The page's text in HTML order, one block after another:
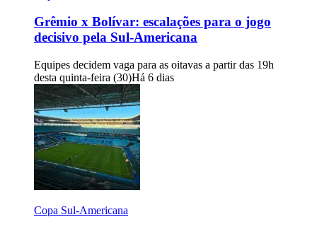
Grêmio x Bolívar: escalações para o jogo
decisivo pela Sul-Americana
Equipes decidem vaga para as oitavas a partir das 19h
desta quinta-feira (30)Há 6 dias
Copa Sul-Americana